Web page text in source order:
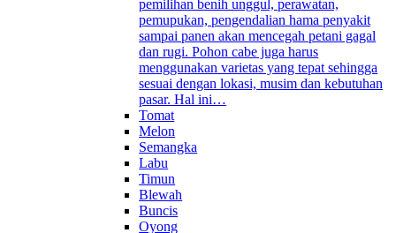
pemilihan benih unggul, perawatan,
pemupukan, pengendalian hama penyakit
sampai panen akan mencegah petani gagal
dan rugi. Pohon cabe juga harus
menggunakan varietas yang tepat sehingga
sesuai dengan lokasi, musim dan kebutuhan
pasar. Hal ini…
Tomat
Melon
Semangka
Labu
Timun
Blewah
Buncis
Oyong